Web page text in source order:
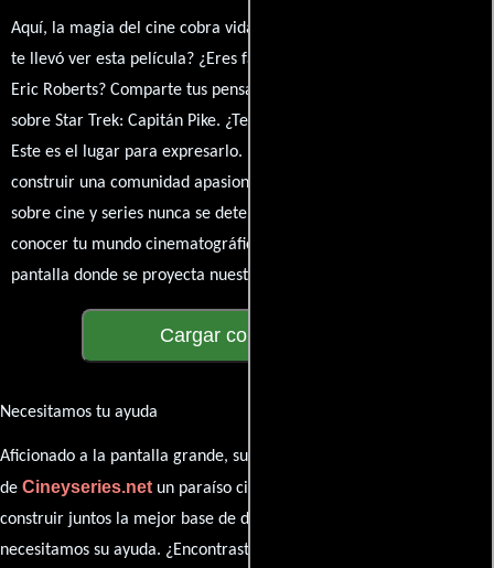
Aquí, la magia del cine cobra vida a través de tus opiniones. ¿Qué
te llevó ver esta película? ¿Eres fan de Todd Shawn, Linda Park o
Eric Roberts? Comparte tus pensamientos, emociones y críticas
sobre Star Trek: Capitán Pike. ¿Te hizo reír, llorar o reflexionar?
Este es el lugar para expresarlo. ¡No te guardes nada! Queremos
construir una comunidad apasionada donde la conversación
sobre cine y series nunca se detenga. Únete a la charla y déjanos
conocer tu mundo cinematográfico. ¡Los comentarios son la
pantalla donde se proyecta nuestra diversidad de opiniones!
Cargar comentarios
Necesitamos tu ayuda
Aficionado a la pantalla grande, su participación es clave para hacer
de Cineyseries.netun paraíso cinéfilo completo. Queremos
construir juntos la mejor base de datos cinematográfica, pero
necesitamos su ayuda. ¿Encontraste algún dato faltante en la ficha